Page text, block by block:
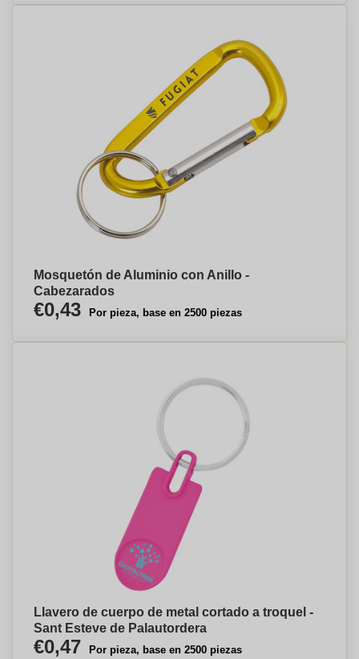
Mosquetón de Aluminio con Anillo -
Cabezarados
€0,43 Por pieza, base en 2500 piezas
Llavero de cuerpo de metal cortado a troquel -
Sant Esteve de Palautordera
€0,47 Por pieza, base en 2500 piezas